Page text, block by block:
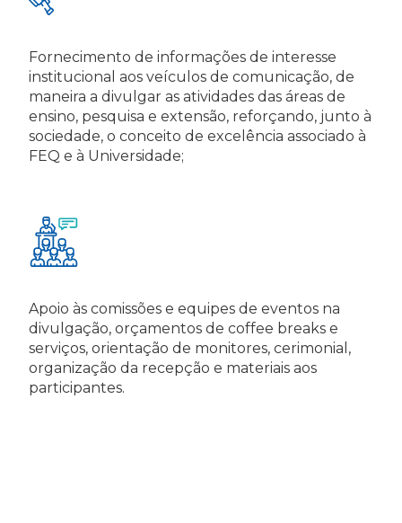
Fornecimento de informações de interesse
institucional aos veículos de comunicação, de
maneira a divulgar as atividades das áreas de
ensino, pesquisa e extensão, reforçando, junto à
sociedade, o conceito de excelência associado à
FEQ e à Universidade;
Apoio às comissões e equipes de eventos na
divulgação, orçamentos de coffee breaks e
serviços, orientação de monitores, cerimonial,
organização da recepção e materiais aos
participantes.